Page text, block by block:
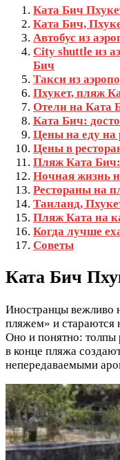
Ката Бич
Ката Бич,
Автобус из
City shuttle из
Бич
Такси из
Пхукет, пляж
Отели на Ката
Ката Бич:
Цены на еду
Цены в
Пляж Ката
Ночная жизнь
Рестораны на
Таиланд,
Пляж Ката на
Когда лучше
Советы
Ката Бич
Иностранцы вежливо
пляжем» и стараются
Оно и понятно: толпы
в конце пляжа
непередаваемыми